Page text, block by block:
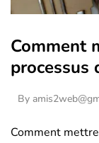
Comment
processus
By
Comment